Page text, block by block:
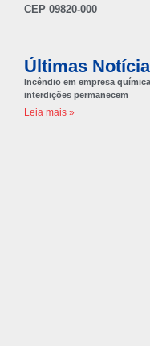
CEP 09820-000
Últimas
Incêndio em empresa
interdições permanecem
Leia mais »